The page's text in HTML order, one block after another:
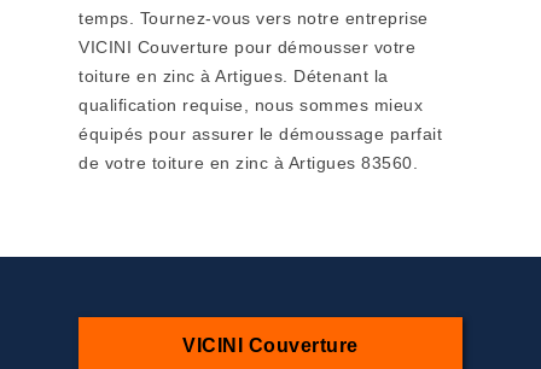
temps. Tournez-vous vers notre entreprise
VICINI Couverture pour démousser votre
toiture en zinc à Artigues. Détenant la
qualification requise, nous sommes mieux
équipés pour assurer le démoussage parfait
de votre toiture en zinc à Artigues 83560.
VICINI Couverture